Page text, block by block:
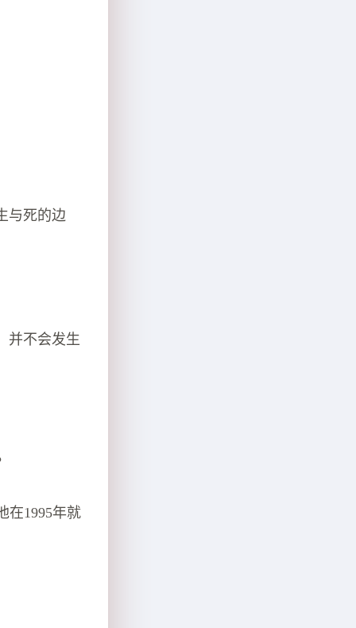
与死的边
并不会发生
在1995年就